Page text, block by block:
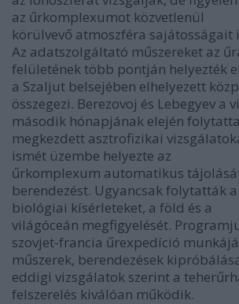
az űrkomplexumot közvetlenül
körülvevő atmoszféra sajátosságait
Az adatszolgáltató műszereket az
felületének több pontján helyezték
a Szaljut belsejében elhelyezett
összegezi. Berezovoj és Lebegyev
második hónapjának elején
megkezdett asztrofizikai
ismét üzembe helyezte az
űrkomplexum automatikus
berendezést. Ugyancsak folytatták
biológiai kísérleteket, a föld és a
világóceán megfigyelését.
szovjet-francia űrexpedíció
műszerek, berendezések
eddigi vizsgálatok szerint a
felszerelés kiválóan működik.